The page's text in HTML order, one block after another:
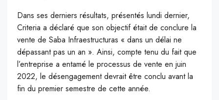
Dans ses derniers résultats, présentés lundi dernier,
Criteria a déclaré que son objectif était de conclure la
vente de Saba Infraestructuras « dans un délai ne
dépassant pas un an ». Ainsi, compte tenu du fait que
l’entreprise a entamé le processus de vente en juin
2022, le désengagement devrait être conclu avant la
fin du premier semestre de cette année.